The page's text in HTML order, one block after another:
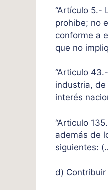
“Artículo 5.-
prohibe; no
conforme a
que no
“Articulo
industria, de
interés
“Articulo
además de
siguientes:
d) Contribuir